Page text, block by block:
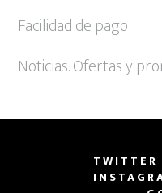
Facilidad de pago
Noticias. Ofertas y
TWITTER